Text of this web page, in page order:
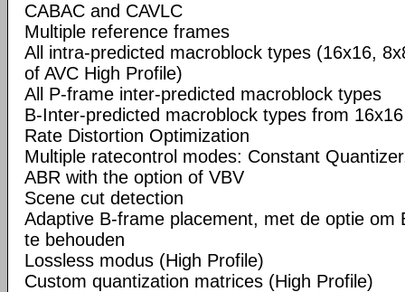
CABAC and CAVLC
Multiple reference frames
All intra-predicted macroblock types (16x16,
of AVC High Profile)
All P-frame inter-predicted macroblock types
B-Inter-predicted macroblock types from
Rate Distortion Optimization
Multiple ratecontrol modes: Constant
ABR with the option of VBV
Scene cut detection
Adaptive B-frame placement, met de optie om
te behouden
Lossless modus (High Profile)
Custom quantization matrices (High Profile)